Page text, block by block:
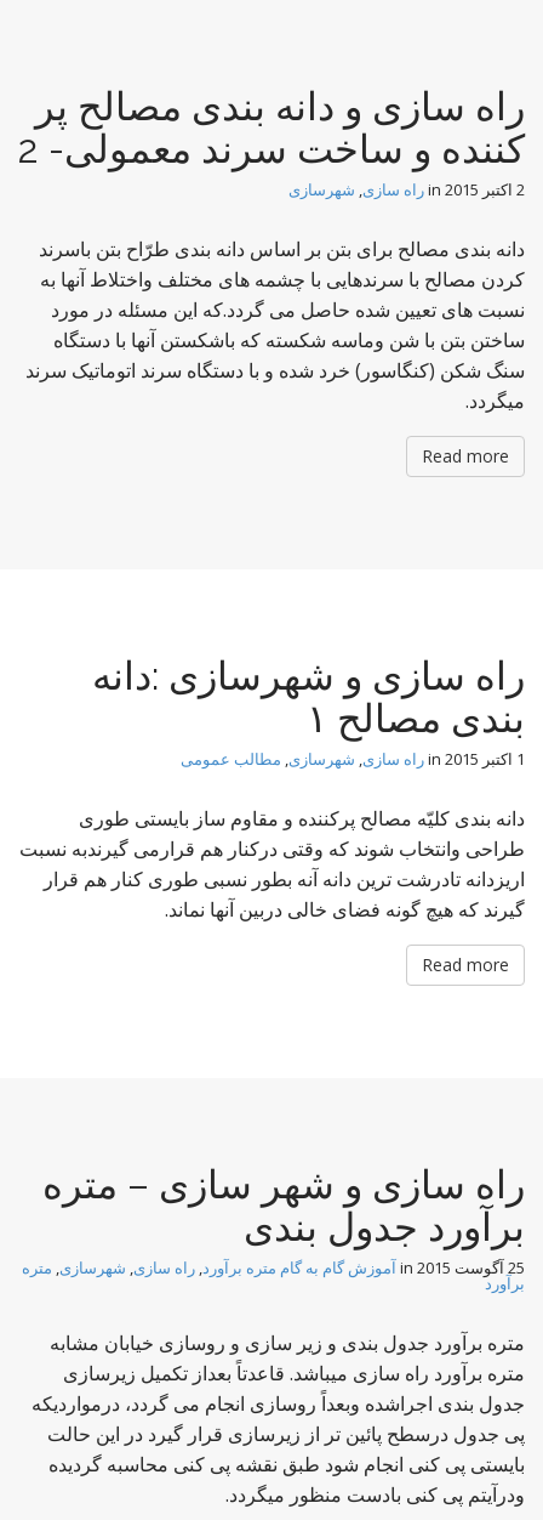
راه سازی و دانه بندی مصالح پر
کننده و ساخت سرند معمولی- 2
2 اکتبر 2015 راه سازی, شهرسازی
دانه بندی مصالح برای بتن بر اساس دانه بندی طرّاح بتن باسرند
کردن مصالح با سرندهایی با چشمه های مختلف واختلاط آنها به
نسبت های تعیین شده حاصل می گردد.که این مسئله در مورد
ساختن بتن با شن وماسه شکسته که باشکستن آنها با دستگاه
سنگ شکن (کنگاسور) خرد شده و با دستگاه سرند اتوماتیک سرند
میگردد.
Read more
راه سازی و شهرسازی :دانه
بندی مصالح ۱
1 اکتبر 2015 راه سازی, شهرسازی, مطالب عمومی
دانه بندی کلیّه مصالح پرکننده و مقاوم ساز بایستی طوری
طراحی وانتخاب شوند که وقتی درکنار هم قرارمی گیرندبه نسبت
اریزدانه تادرشت ترین دانه آنه بطور نسبی طوری کنار هم قرار
گیرند که هیچ گونه فضای خالی دربین آنها نماند.
Read more
راه سازی و شهر سازی – متره
برآورد جدول بندی
25 آگوست 2015 آموزش گام به گام متره برآورد, راه سازی, شهرسازی, متره
برآورد
متره برآورد جدول بندی و زیر سازی و روسازی خیابان مشابه
متره برآورد راه سازی میباشد. قاعدتاً بعداز تکمیل زیرسازی
جدول بندی اجراشده وبعداً روسازی انجام می گردد، درمواردیکه
پی جدول درسطح پائین تر از زیرسازی قرار گیرد در این حالت
بایستی پی کنی انجام شود طبق نقشه پی کنی محاسبه گردیده
ودرآیتم پی کنی بادست منظور میگردد.